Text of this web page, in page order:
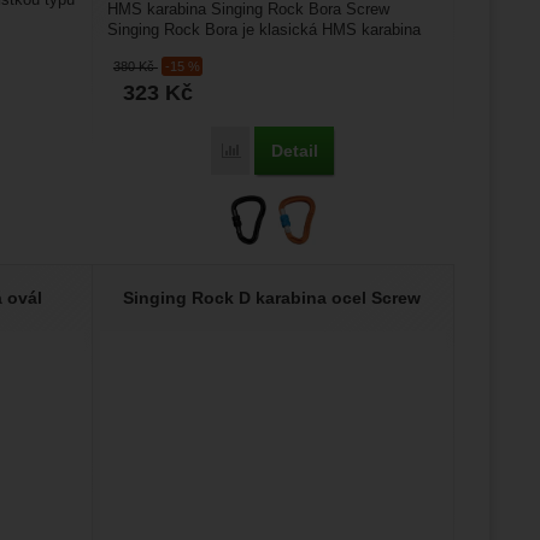
si
Oxy Triple Lock' k porovnání
380Kč -15 %
323 Kč
Přidat 'Singing Rock Bora screw' k
Detail
HMS karabina Singing Rock Bora Screw
Singing Rock Bora je klasická HMS karabina
ovál Singing Rock D karabina ocel Screw